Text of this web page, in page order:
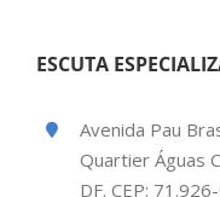
ESCUTA
Avenida Pau
Quartier Águas
DF. CEP: